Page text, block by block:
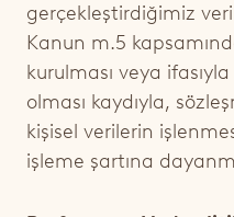
gerçekleştirdiğimiz
Kanun m.5
kurulması veya
olması kaydıyla,
kişisel verilerin
işleme şartına